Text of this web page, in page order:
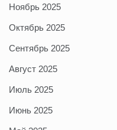
Ноябрь 2025
Октябрь 2025
Сентябрь 2025
Август 2025
Июль 2025
Июнь 2025